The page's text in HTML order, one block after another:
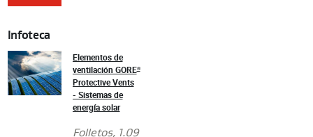
Infoteca
Elementos de
ventilación GORE®
Protective Vents
- Sistemas de
energía solar
Folletos, 1.09